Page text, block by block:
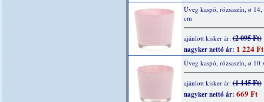
Üveg kaspó, rózsaszín, ø
cm
ajánlott kisker ár:(2 095 Ft)
nagyker nettó ár: 1 224 Ft
Üveg kaspó, rózsaszín, ø 10
ajánlott kisker ár:(1 145 Ft)
nagyker nettó ár: 669 Ft